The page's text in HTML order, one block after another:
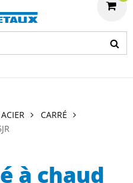
CARRÉ
à chaud